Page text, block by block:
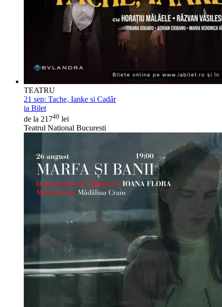
TEATRU
21 sep: Tache, Ianke si Cadâr
ia Bilet
de la 21740 lei
Teatrul National Bucuresti